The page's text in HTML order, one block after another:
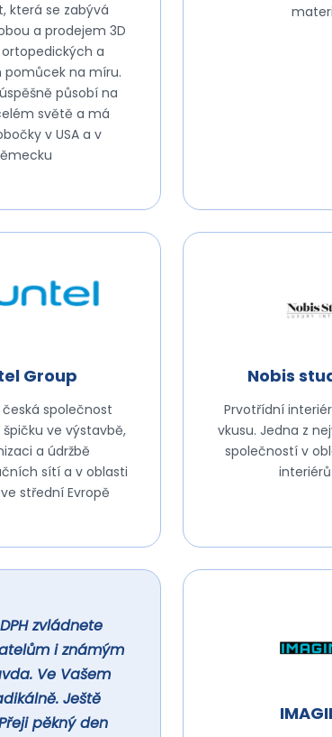
která se zabývá
a prodejem 3D
a
na míru.
působí na
světě a má
v USA a v
Group
společnost
ve výstavbě,
a údržbě
sítí a v oblasti
střední Evropě
Nobis
Prvotřídní
vkusu. Jedna z
společností v
interiérů
zvládnete
i známým
Ve Vašem
Ještě
pěkný den